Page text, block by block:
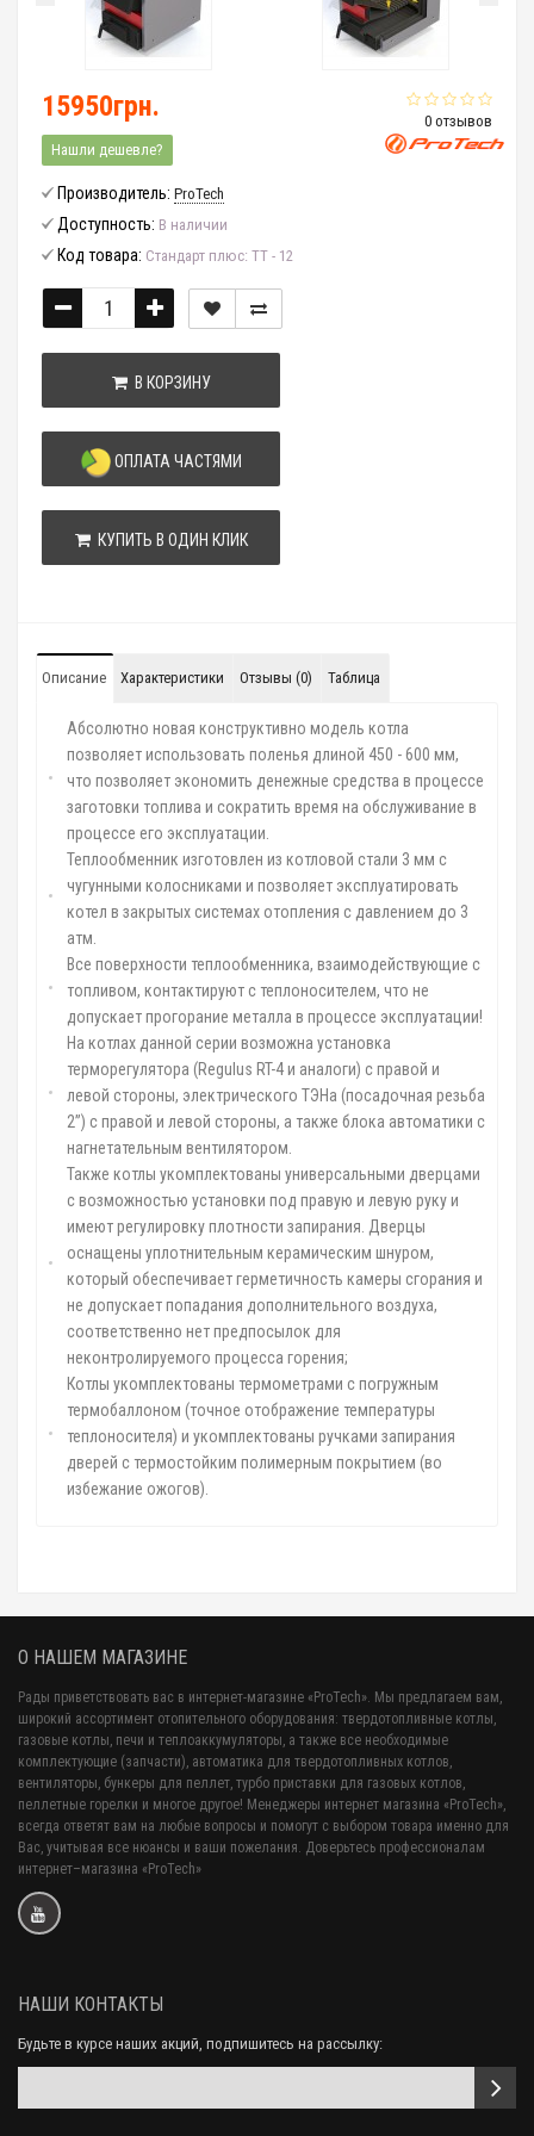
0 отзывов
15950грн.
Нашли дешевле?
Производитель: ProTech
Доступность: В наличии
Код товара: Стандарт плюс: ТТ - 12
В КОРЗИНУ
ОПЛАТА ЧАСТЯМИ
КУПИТЬ В ОДИН КЛИК
Описание Характеристики Отзывы (0) Таблица
Абсолютно новая конструктивно модель котла
позволяет использовать поленья длиной 450 - 600 мм,
что позволяет экономить денежные средства в процессе
заготовки топлива и сократить время на обслуживание в
процессе его эксплуатации.
Теплообменник изготовлен из котловой стали 3 мм с
чугунными колосниками и позволяет эксплуатировать
котел в закрытых системах отопления с давлением до 3
атм.
Все поверхности теплообменника, взаимодействующие с
топливом, контактируют с теплоносителем, что не
допускает прогорание металла в процессе эксплуатации!
На котлах данной серии возможна установка
терморегулятора (Regulus RT-4 и аналоги) с правой и
левой стороны, электрического ТЭНа (посадочная резьба
2”) с правой и левой стороны, а также блока автоматики с
нагнетательным вентилятором.
Также котлы укомплектованы универсальными дверцами
с возможностью установки под правую и левую руку и
имеют регулировку плотности запирания. Дверцы
оснащены уплотнительным керамическим шнуром,
который обеспечивает герметичность камеры сгорания и
не допускает попадания дополнительного воздуха,
соответственно нет предпосылок для
неконтролируемого процесса горения;
Котлы укомплектованы термометрами с погружным
термобаллоном (точное отображение температуры
теплоносителя) и укомплектованы ручками запирания
дверей с термостойким полимерным покрытием (во
избежание ожогов).
О НАШЕМ МАГАЗИНЕ
Рады приветствовать вас в интернет-магазине «ProTech». Мы предлагаем вам,
широкий ассортимент отопительного оборудования: твердотопливные котлы,
газовые котлы, печи и теплоаккумуляторы, а также все необходимые
комплектующие (запчасти), автоматика для твердотопливных котлов,
вентиляторы, бункеры для пеллет, турбо приставки для газовых котлов,
пеллетные горелки и многое другое! Менеджеры интернет магазина «ProTech»,
всегда ответят вам на любые вопросы и помогут с выбором товара именно для
Вас, учитывая все нюансы и ваши пожелания. Доверьтесь профессионалам
интернет–магазина «ProTech»
НАШИ КОНТАКТЫ
Будьте в курсе наших акций, подпишитесь на рассылку: